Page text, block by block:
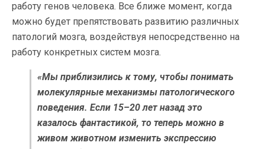
работу генов человека. Все ближе момент, когда
можно будет препятствовать развитию различных
патологий мозга, воздействуя непосредственно на
работу конкретных систем мозга.
«Мы приблизились к тому, чтобы понимать
молекулярные механизмы патологического
поведения. Если 15–20 лет назад это
казалось фантастикой, то теперь можно в
живом животном изменить экспрессию